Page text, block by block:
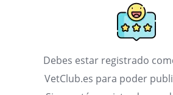
Debes estar registrado
VetClub.es para poder